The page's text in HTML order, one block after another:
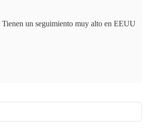
un seguimiento muy alto en EEUU